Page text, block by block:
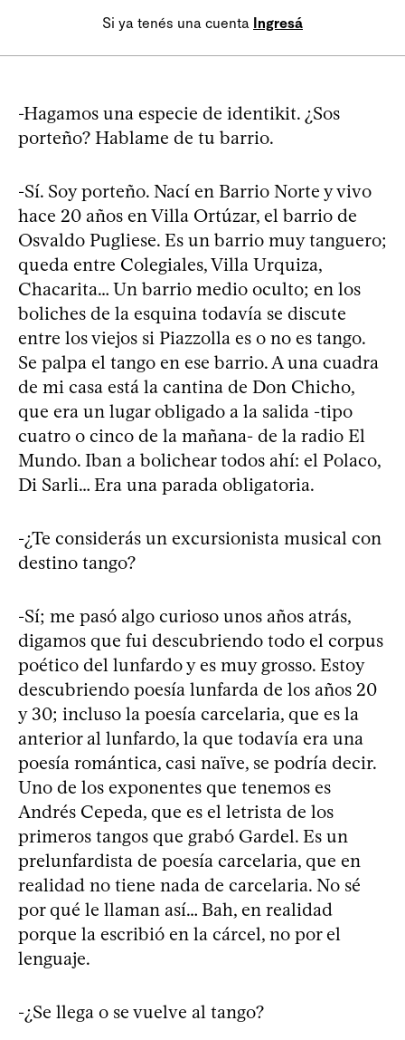
Si ya tenés una cuenta Ingresá
-Hagamos una especie de identikit. ¿Sos
porteño? Hablame de tu barrio.
-Sí. Soy porteño. Nací en Barrio Norte y vivo
hace 20 años en Villa Ortúzar, el barrio de
Osvaldo Pugliese. Es un barrio muy tanguero;
queda entre Colegiales, Villa Urquiza,
Chacarita… Un barrio medio oculto; en los
boliches de la esquina todavía se discute
entre los viejos si Piazzolla es o no es tango.
Se palpa el tango en ese barrio. A una cuadra
de mi casa está la cantina de Don Chicho,
que era un lugar obligado a la salida -tipo
cuatro o cinco de la mañana- de la radio El
Mundo. Iban a bolichear todos ahí: el Polaco,
Di Sarli… Era una parada obligatoria.
-¿Te considerás un excursionista musical con
destino tango?
-Sí; me pasó algo curioso unos años atrás,
digamos que fui descubriendo todo el corpus
poético del lunfardo y es muy grosso. Estoy
descubriendo poesía lunfarda de los años 20
y 30; incluso la poesía carcelaria, que es la
anterior al lunfardo, la que todavía era una
poesía romántica, casi naïve, se podría decir.
Uno de los exponentes que tenemos es
Andrés Cepeda, que es el letrista de los
primeros tangos que grabó Gardel. Es un
prelunfardista de poesía carcelaria, que en
realidad no tiene nada de carcelaria. No sé
por qué le llaman así… Bah, en realidad
porque la escribió en la cárcel, no por el
lenguaje.
-¿Se llega o se vuelve al tango?